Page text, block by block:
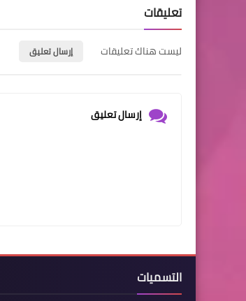
تعليقات
ليست هناك تعليقات إرسال تعليق
إرسال تعليق
التسميات